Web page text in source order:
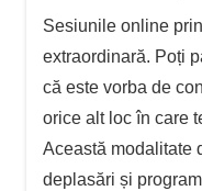
Sesiunile online
extraordinară. Poți
că este vorba de
orice alt loc în care
Această modalitate
deplasări și